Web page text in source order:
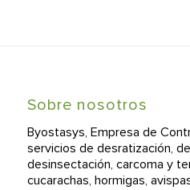
Sobre nosotros
Byostasys, Empresa de
servicios de desratización,
desinsectación, carcoma y
cucarachas, hormigas,